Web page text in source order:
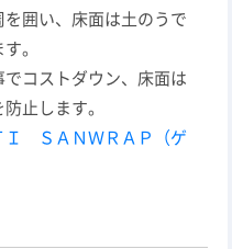
囲い、床面は土のうで
。
コストダウン、床面は
止します。
Ｉ ＳＡＮＷＲＡＰ（ゲ